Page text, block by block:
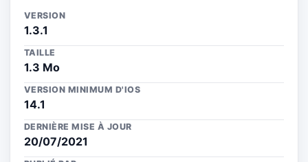
VERSION
1.3.1
TAILLE
1.3 Mo
VERSION MINIMUM D'IOS
14.1
DERNIÈRE MISE À JOUR
20/07/2021